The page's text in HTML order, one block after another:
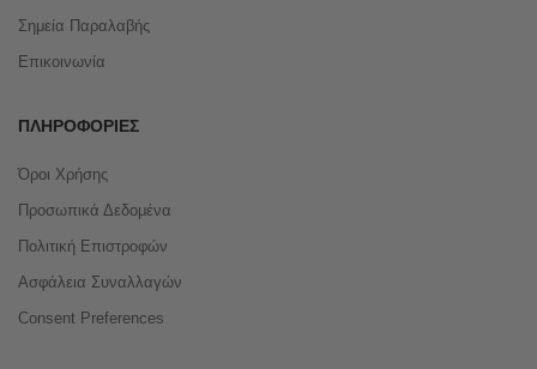
Σημεία Παραλαβής
Επικοινωνία
ΠΛΗΡΟΦΟΡΊΕΣ
Όροι Χρήσης
Προσωπικά Δεδομένα
Πολιτική Επιστροφών
Ασφάλεια Συναλλαγών
Consent Preferences